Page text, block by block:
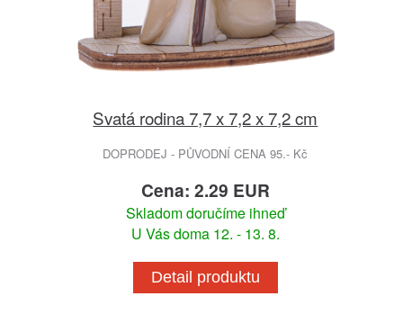
Svatá rodina 7,7 x 7,2 x 7,2 cm
DOPRODEJ - PŮVODNÍ CENA 95.- Kč
Cena: 2.29 EUR
Skladom doručíme ihneď
U Vás doma 12. - 13. 8.
Detail produktu